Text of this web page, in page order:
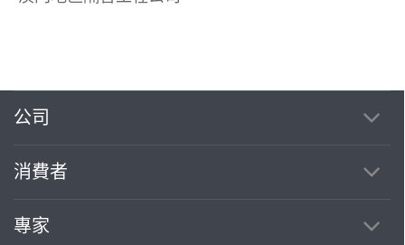
公司
消費者
專家